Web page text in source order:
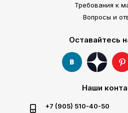
Требования к
Вопросы и
Оставайтесь
Наши
+7 (905) 510-40-50